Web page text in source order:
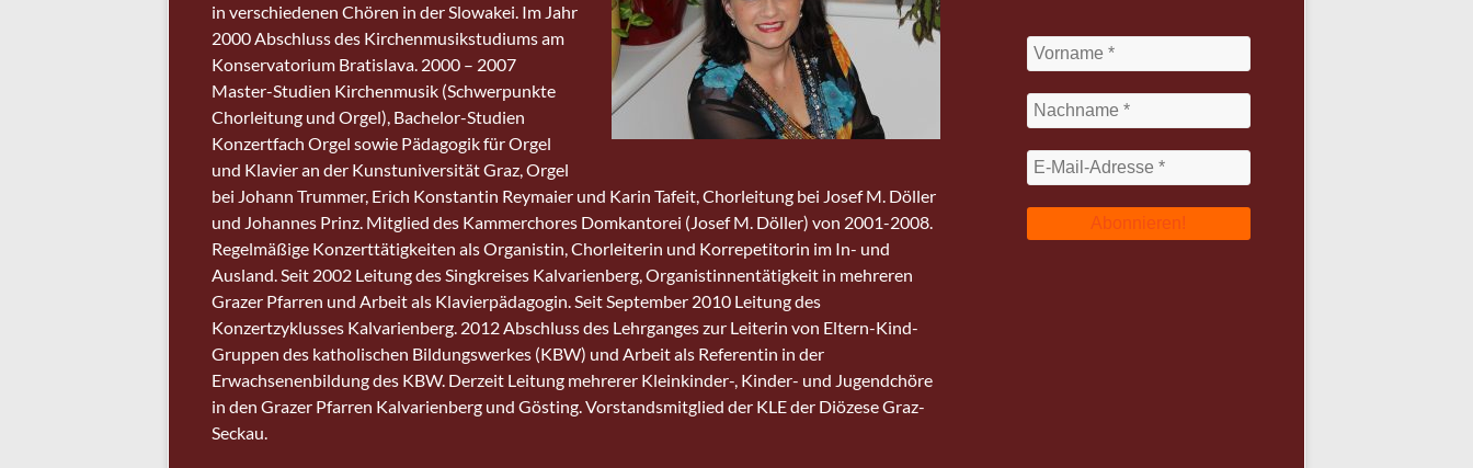
in verschiedenen Chören in der Slowakei. Im Jahr
2000 Abschluss des Kirchenmusikstudiums am
Konservatorium Bratislava. 2000 – 2007
Master-Studien Kirchenmusik (Schwerpunkte
Chorleitung und Orgel), Bachelor-Studien
Konzertfach Orgel sowie Pädagogik für Orgel
und Klavier an der Kunstuniversität Graz, Orgel
bei Johann Trummer, Erich Konstantin Reymaier und Karin Tafeit, Chorleitung bei Josef M. Döller
und Johannes Prinz. Mitglied des Kammerchores Domkantorei (Josef M. Döller) von 2001-2008.
Regelmäßige Konzerttätigkeiten als Organistin, Chorleiterin und Korrepetitorin im In- und
Ausland. Seit 2002 Leitung des Singkreises Kalvarienberg, Organistinnentätigkeit in mehreren
Grazer Pfarren und Arbeit als Klavierpädagogin. Seit September 2010 Leitung des
Konzertzyklusses Kalvarienberg. 2012 Abschluss des Lehrganges zur Leiterin von Eltern-Kind-
Gruppen des katholischen Bildungswerkes (KBW) und Arbeit als Referentin in der
Erwachsenenbildung des KBW. Derzeit Leitung mehrerer Kleinkinder-, Kinder- und Jugendchöre
in den Grazer Pfarren Kalvarienberg und Gösting. Vorstandsmitglied der KLE der Diözese Graz-
Seckau.